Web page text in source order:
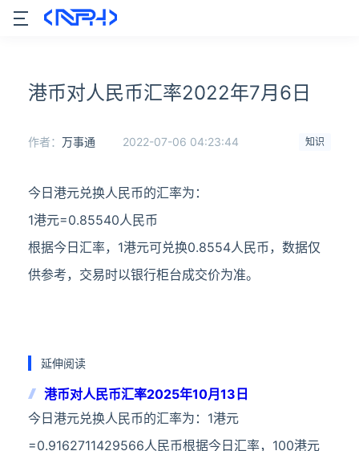
港币对人民币汇率2022年7月6日
知识
作者： 万事通 2022-07-06 04:23:44
今日港元兑换人民币的汇率为：
1港元=0.85540人民币
根据今日汇率，1港元可兑换0.8554人民币，数据仅
供参考，交易时以银行柜台成交价为准。
延伸阅读
港币对人民币汇率2025年10月13日
今日港元兑换人民币的汇率为：1港元
=0.9162711429566人民币根据今日汇率，100港元